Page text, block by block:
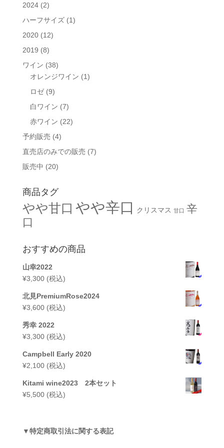
2024 (2)
ハーフサイズ (1)
2020 (12)
2019 (8)
ワイン (38)
オレンジワイン (1)
ロゼ (9)
白ワイン (7)
赤ワイン (22)
予約販売 (4)
直売店のみでの販売 (7)
販売中 (20)
商品タグ
やや甘口 やや辛口 クリスマス 甘口 辛
口
おすすめの商品
山幸2022
¥3,300 (税込)
北見PremiumRose2024
¥3,600 (税込)
秀幸 2022
¥3,300 (税込)
Campbell Early 2020
¥2,100 (税込)
Kitami wine2023 2本セット
¥5,500 (税込)
▼特定商取引法に関する表記